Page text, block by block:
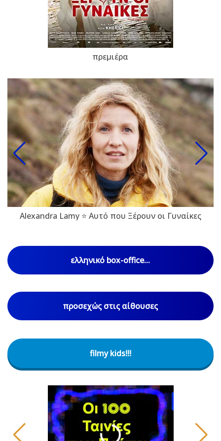
πρεμιέρα
Alexandra Lamy ⭐ Αυτό που Ξέρουν οι Γυναίκες
ελληνικό box-office...
προσεχώς στις αίθουσες
filmy kids!!!